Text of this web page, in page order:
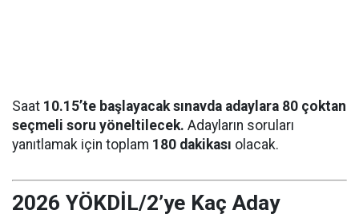
Saat 10.15’te başlayacak sınavda adaylara 80 çoktan
seçmeli soru yöneltilecek. Adayların soruları
yanıtlamak için toplam 180 dakikası olacak.
2026 YÖKDİL/2’ye Kaç Aday